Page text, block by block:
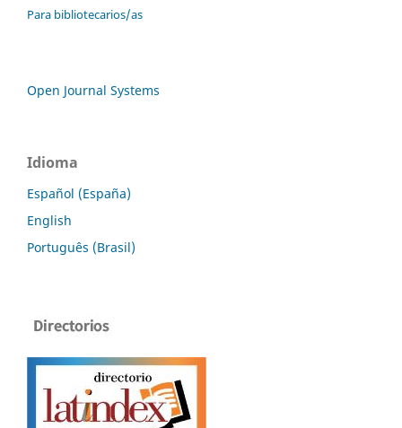
Para bibliotecarios/as
Open Journal Systems
Idioma
Español (España)
English
Português (Brasil)